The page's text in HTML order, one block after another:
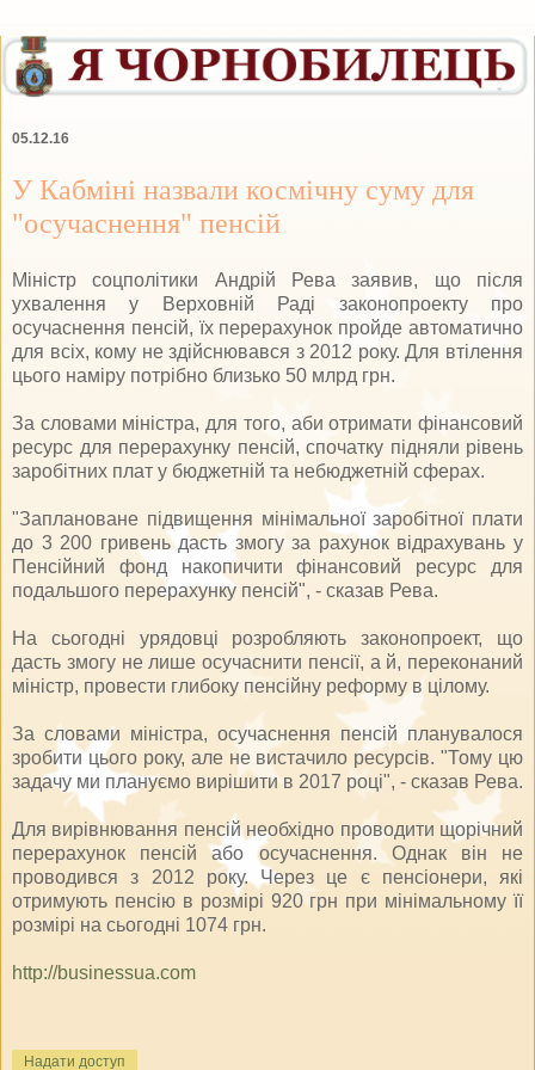
05.12.16
У Кабміні назвали космічну суму для
"осучаснення" пенсій
Міністр соцполітики Андрій Рева заявив, що після
ухвалення у Верховній Раді законопроекту про
осучаснення пенсій, їх перерахунок пройде автоматично
для всіх, кому не здійснювався з 2012 року. Для втілення
цього наміру потрібно близько 50 млрд грн.
За словами міністра, для того, аби отримати фінансовий
ресурс для перерахунку пенсій, спочатку підняли рівень
заробітних плат у бюджетній та небюджетній сферах.
"Заплановане підвищення мінімальної заробітної плати
до 3 200 гривень дасть змогу за рахунок відрахувань у
Пенсійний фонд накопичити фінансовий ресурс для
подальшого перерахунку пенсій", - сказав Рева.
На сьогодні урядовці розробляють законопроект, що
дасть змогу не лише осучаснити пенсії, а й, переконаний
міністр, провести глибоку пенсійну реформу в цілому.
За словами міністра, осучаснення пенсій планувалося
зробити цього року, але не вистачило ресурсів. "Тому цю
задачу ми плануємо вирішити в 2017 році", - сказав Рева.
Для вирівнювання пенсій необхідно проводити щорічний
перерахунок пенсій або осучаснення. Однак він не
проводився з 2012 року. Через це є пенсіонери, які
отримують пенсію в розмірі 920 грн при мінімальному її
розмірі на сьогодні 1074 грн.
http://businessua.com
Надати доступ